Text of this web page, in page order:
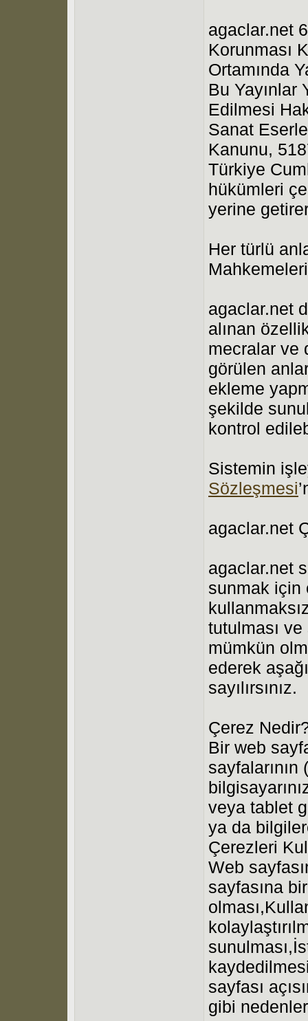
agaclar.net
Korunması
Ortamında
Bu
Edilmesi
Sanat
Kanunu,
Türkiye
hükümleri
yerine
Her türlü
agaclar.net
alınan
mecralar ve
görülen
ekleme
şekilde
kontrol
Sistemin
Sözleşmesi
agaclar.net
agaclar.net
sunmak için
tutulması
mümkün
ederek
sayılırsınız.
Çerez
Bir web
sayfalarının
veya tablet
ya da
Çerezleri
Web
sayfasına
sayfası
gibi